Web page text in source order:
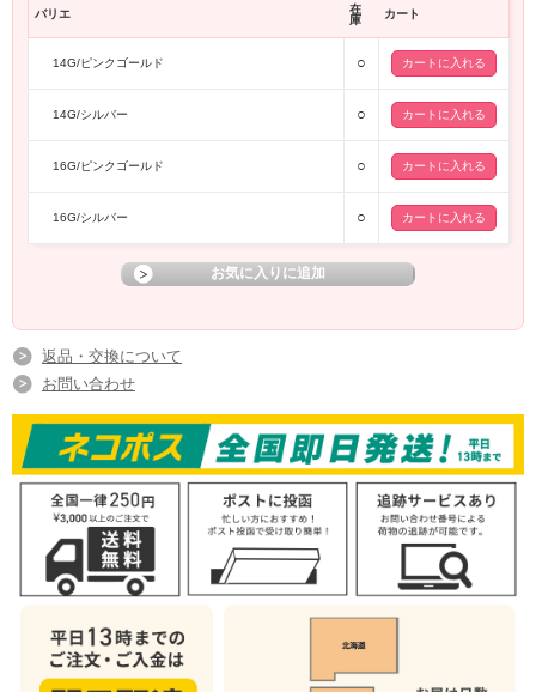
バリエ
在
庫
カート
14G/ピンクゴールド ○
14G/シルバー ○
16G/ピンクゴールド ○
16G/シルバー ○
返品・交換について
お問い合わせ